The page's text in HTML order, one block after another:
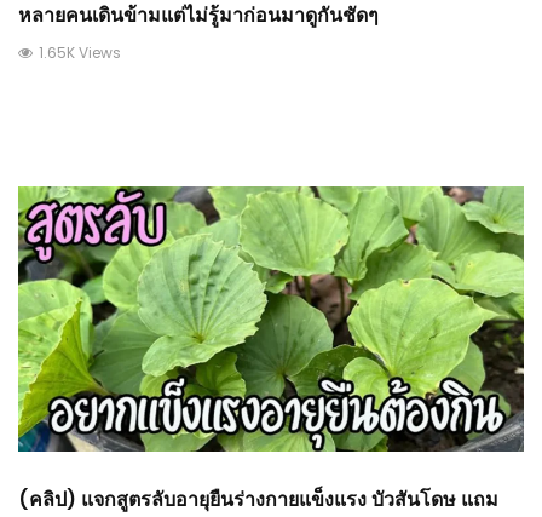
หลายคนเดินข้ามแต่ไม่รู้มาก่อนมาดูกันชัดๆ
1.65K Views
(คลิป) แจกสูตรลับอายุยืนร่างกายแข็งแรง บัวสันโดษ แถม